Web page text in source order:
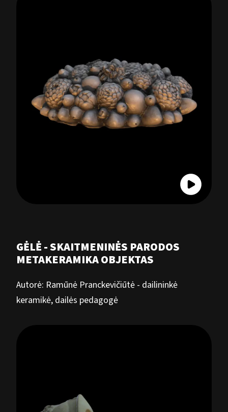
GĖLĖ - SKAITMENINĖS PARODOS
METAKERAMIKA OBJEKTAS
Autorė: Ramūnė Pranckevičiūtė - dailininkė
keramikė, dailės pedagogė